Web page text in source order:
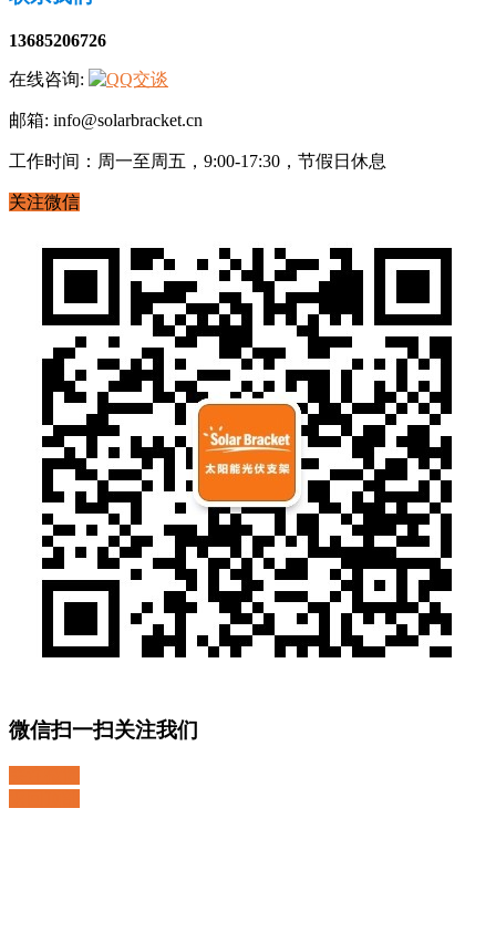
13685206726
在线咨询:
邮箱: info@solarbracket.cn
工作时间：周一至周五，9:00-17:30，节假日休息
关注微信
微信扫一扫关注我们